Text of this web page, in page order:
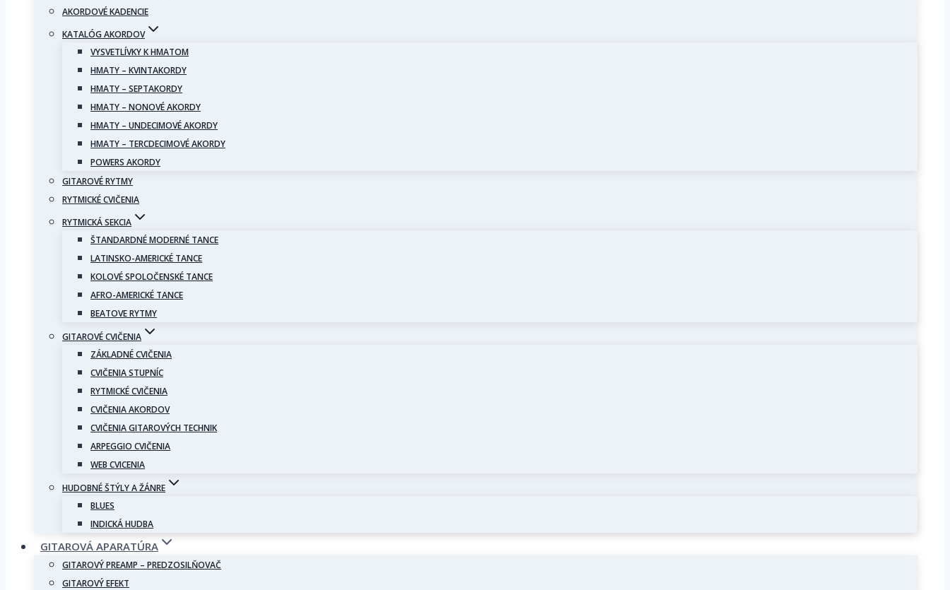
AKORDOVÉ KADENCIE
KATALÓG AKORDOV
VYSVETLÍVKY K HMATOM
HMATY – KVINTAKORDY
HMATY – SEPTAKORDY
HMATY – NONOVÉ AKORDY
HMATY – UNDECIMOVÉ AKORDY
HMATY – TERCDECIMOVÉ AKORDY
POWERS AKORDY
GITAROVÉ RYTMY
RYTMICKÉ CVIČENIA
RYTMICKÁ SEKCIA
ŠTANDARDNÉ MODERNÉ TANCE
LATINSKO-AMERICKÉ TANCE
KOLOVÉ SPOLOČENSKÉ TANCE
AFRO-AMERICKÉ TANCE
BEATOVE RYTMY
GITAROVÉ CVIČENIA
ZÁKLADNÉ CVIČENIA
CVIČENIA STUPNÍC
RYTMICKÉ CVIČENIA
CVIČENIA AKORDOV
CVIČENIA GITAROVÝCH TECHNIK
ARPEGGIO CVIČENIA
WEB CVICENIA
HUDOBNÉ ŠTÝLY A ŽÁNRE
BLUES
INDICKÁ HUDBA
GITAROVÁ APARATÚRA
GITAROVÝ PREAMP – PREDZOSILŇOVAČ
GITAROVÝ EFEKT